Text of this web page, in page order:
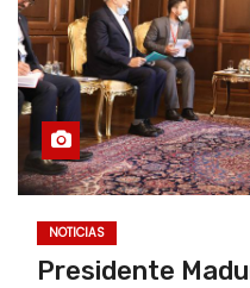
NOTICIAS
Presidente